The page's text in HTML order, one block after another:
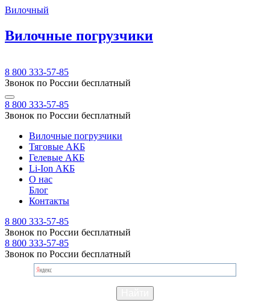
Вилочный
Вилочные погрузчики
8 800 333-57-85
Звонок по России бесплатный
8 800 333-57-85
Звонок по России бесплатный
Вилочные погрузчики
Тяговые АКБ
Гелевые АКБ
Li-Ion АКБ
О нас
Блог
Контакты
8 800 333-57-85
Звонок по России бесплатный
8 800 333-57-85
Звонок по России бесплатный